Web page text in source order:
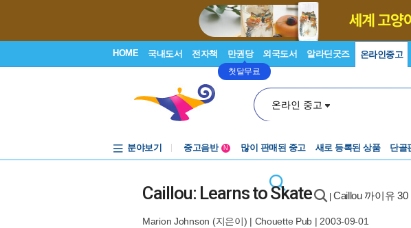
HOME 국내도서 전자책 만권당
첫달무료
외국도서 알라딘굿즈 온라인중고
온라인 중고
분야보기
중고음반
N 많이 판매된 중고 새로 등록된 상품 단골
Caillou: Learns to Skate Caillou 까이유 30
Marion Johnson (지은이) | Chouette Pub | 2003-09-01